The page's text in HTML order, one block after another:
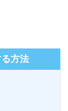
方法